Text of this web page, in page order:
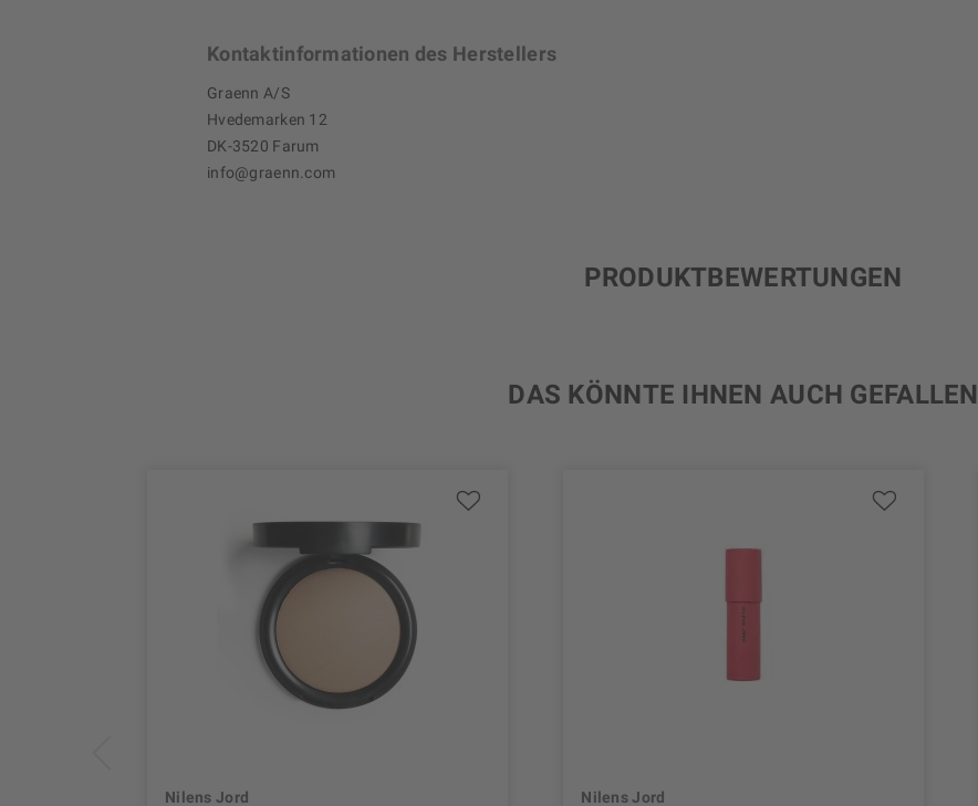
Kontaktinformationen des Herstellers
Graenn A/S
Hvedemarken 12
DK-3520 Farum
info@graenn.com
PRODUKTBEWERTUNGEN
DAS KÖNNTE IHNEN AUCH GEFALLEN
Nilens Jord Nilens Jord